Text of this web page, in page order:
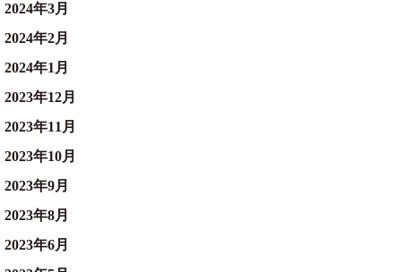
2024年3月
2024年2月
2024年1月
2023年12月
2023年11月
2023年10月
2023年9月
2023年8月
2023年6月